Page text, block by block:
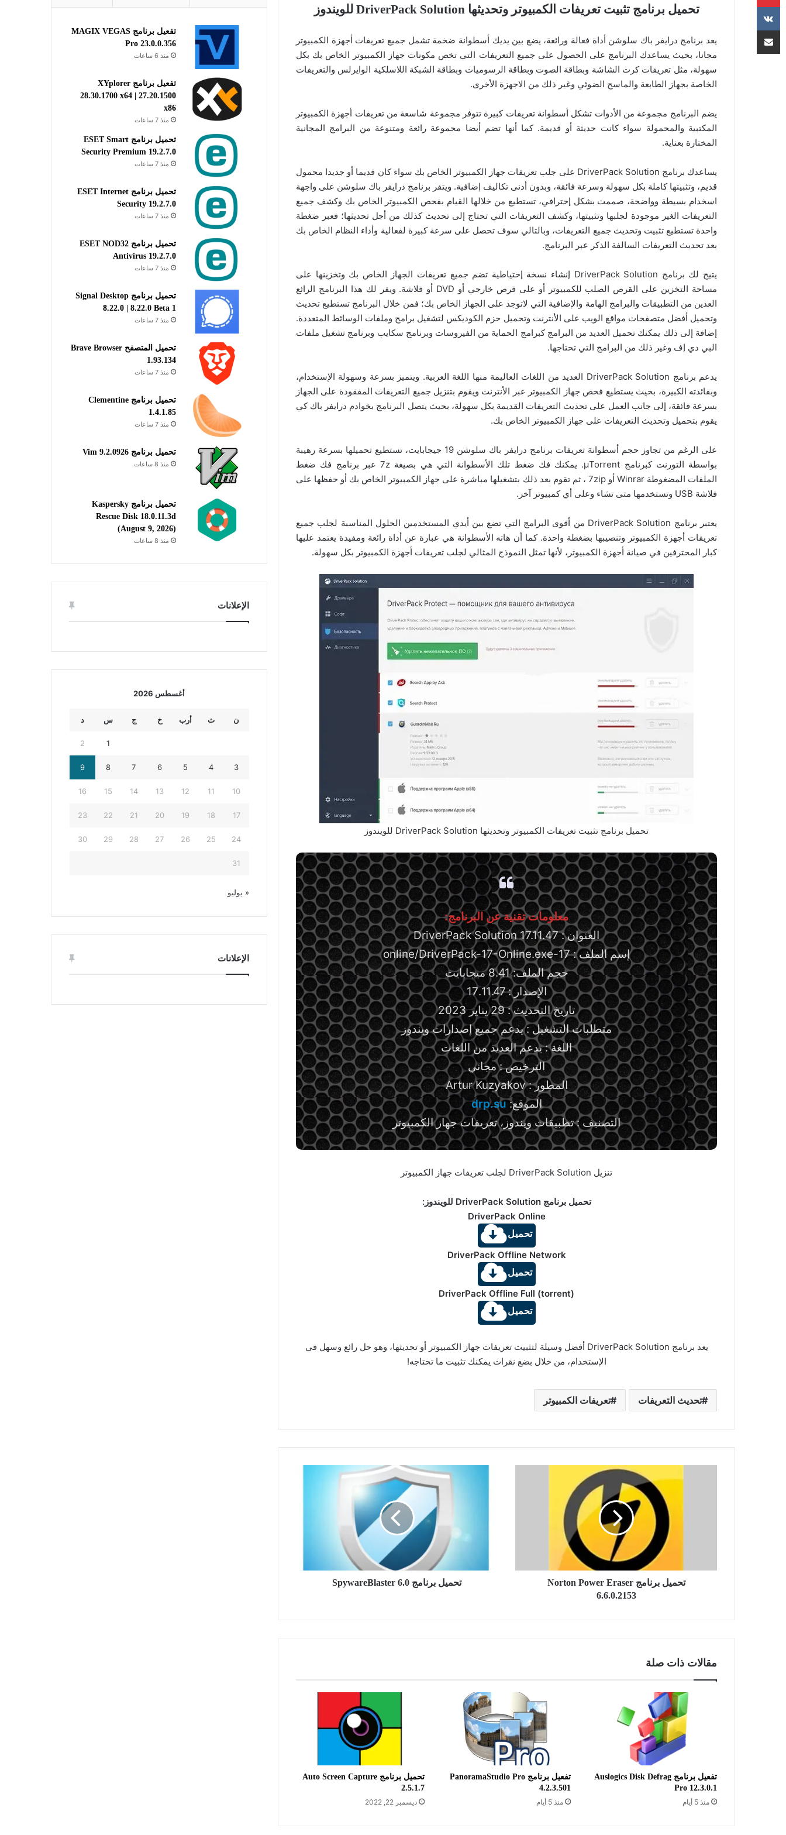
تحميل برنامج تثبيت تعريفات الكمبيوتر وتحديثها DriverPack Solution للويندوز
يعد برنامج درايفر باك سلوشن أداة فعالة ورائعة، يضع بين يديك أسطوانة ضخمة تشمل جميع تعريفات أجهزة الكمبيوتر
مجانا، بحيث يساعدك البرنامج على الحصول على جميع التعريفات التي تخص مكونات جهاز الكمبيوتر الخاص بك بكل
سهولة، مثل تعريفات كرت الشاشة وبطاقة الصوت وبطاقة الرسوميات وبطاقة الشبكة اللاسلكية الوايرلس والتعريفات
الخاصة بجهاز الطابعة والماسح الضوئي وغير ذلك من الاجهزة الأخرى.
يضم البرنامج مجموعة من الأدوات تشكل أسطوانة تعريفات كبيرة تتوفر مجموعة شاسعة من تعريفات أجهزة الكمبيوتر
المكتبية والمحمولة سواء كانت حديثة أو قديمة. كما أنها تضم أيضا مجموعة رائعة ومتنوعة من البرامج المجانية
المختارة بعناية.
يساعدك برنامج DriverPack Solution على جلب تعريفات جهاز الكمبيوتر الخاص بك سواء كان قديما أو جديدا محمول
قديم، وتثبيتها كاملة بكل سهولة وسرعة فائقة، وبدون أدنى تكاليف إضافية. ويتفر برنامج درايفر باك سلوشن على واجهة
اسخدام بسيطة وواضحة، صممت بشكل إحترافي، تستطيع من خلالها القيام بفحص الكمبيوتر الخاص بك وكشف جميع
التعريفات الغير موجودة لجلبها وتثبيتها، وكشف التعريفات التي تحتاج إلى تحديث كذلك من أجل تحديثها؛ فعبر ضغطة
واحدة تستطيع تثبيت وتحديث جميع التعريفات، وبالتالي سوف تحصل على سرعة كبيرة لفعالية وأداء النظام الخاص بك
بعد تحديث التعريفات السالفة الذكر عبر البرنامج.
يتيح لك برنامج DriverPack Solution إنشاء نسخة إحتياطية تضم جميع تعريفات الجهاز الخاص بك وتخزينها على
مساحة التخزين على القرص الصلب للكمبيوتر أو على قرص خارجي أو DVD أو فلاشة. ويفر لك هذا البرنامج الرائع
العدين من التطبيقات والبرامج الهامة والإضافية التي لاتوجد على الجهاز الخاص بك؛ فمن خلال البرنامج تستطيع تحديث
وتحميل أفضل متصفحات مواقع الويب على الأنترنت وتحميل حزم الكوديكس لتشغيل برامج وملفات الوسائط المتعددة.
إضافة إلى ذلك يمكنك تحميل العديد من البرامج كبرامج الحماية من الفيروسات وبرنامج سكايب وبرنامج تشغيل ملفات
البي دي إف وغير ذلك من البرامج التي تحتاجها.
يدعم برنامج DriverPack Solution العديد من اللغات العاليمة منها اللغة العربية. ويتميز بسرعة وسهولة الإستخدام،
وبفائدته الكبيرة، بحيث يستطيع فحص جهاز الكمبيوتر عبر الأنترنت ويقوم بتنزيل جميع التعريفات المفقودة على الجهاز
بسرعة فائقة، إلى جانب العمل على تحديث التعريفات القديمة بكل سهولة، بحيث يتصل البرنامج بخوادم درايفر باك كي
يقوم بتحميل وتحديث التعريفات على جهاز الكمبيوتر الخاص بك.
على الرغم من تجاوز حجم أسطوانة تعريفات برنامج درايفر باك سلوشن 19 جيجابايت، تستطيع تحميلها بسرعة رهيبة
بواسطة التورنت كبرنامج µTorrent. يمكنك فك ضغط تلك الأسطوانة التي هي بصيغة 7z عبر برنامج فك ضغط
الملفات المضغوطة Winrar أو 7zip ، ثم تقوم بعد ذلك بتشغيلها مباشرة على جهاز الكمبيوتر الخاص بك أو حفظها على
فلاشة USB وتستخدمها متى تشاء وعلى أي كمبيوتر آخر.
يعتبر برنامج DriverPack Solution من أقوى البرامج التي تضع بين أيدي المستخدمين الحلول المناسبة لجلب جميع
تعريفات أجهزة الكمبيوتر وتنصيبها بضغطة واحدة. كما أن هاته الأسطوانة هي عبارة عن أداة رائعة ومفيدة يعتمد عليها
كبار المحترفين في صيانة أجهزة الكمبيوتر، لأنها تمثل النموذج المثالي لجلب تعريفات أجهزة الكمبيوتر بكل سهولة.
تحميل برنامج تثبيت تعريفات الكمبيوتر وتحديثها DriverPack Solution للويندوز
معلومات تقنية عن البرنامج:
العنوان : DriverPack Solution 17.11.47
إسم الملف : 17-online/DriverPack-17-Online.exe
حجم الملف: 8.41 ميجابايت
الإصدار : 17.11.47
تاريخ التحديث : 29 يناير 2023
متطلبات التشغيل : يدعم جميع إصدارات ويندوز
اللغة : يدعم العديد من اللغات
الترخيص : مجاني
المطور : Artur Kuzyakov
الموقع:drp.su
التصنيف : تطبيقات ويندوز، تعريفات جهاز الكمبيوتر
تنزيل DriverPack Solution لجلب تعريفات جهاز الكمبيوتر
تحميل برنامج DriverPack Solution للويندوز:
DriverPack Online
تحميل
DriverPack Offline Network
تحميل
DriverPack Offline Full (torrent)
تحميل
يعد برنامج DriverPack Solution أفضل وسيلة لتثبيت تعريفات جهاز الكمبيوتر أو تحديثها، وهو حل رائع وسهل في
الإستخدام، من خلال بضع نقرات يمكنك تثبيت ما تحتاجه!
تحديث التعريفات تعريفات الكمبيوتر
تحميل برنامج Norton Power Eraser
6.6.0.2153
تحميل برنامج SpywareBlaster 6.0
مقالات ذات صلة
تفعيل برنامج Auslogics Disk Defrag
Pro 12.3.0.1
منذ 5 أيام
تفعيل برنامج PanoramaStudio Pro
4.2.3.501
منذ 5 أيام
تحميل برنامج Auto Screen Capture
2.5.1.7
ديسمبر 22, 2022
تفعيل برنامج MAGIX VEGAS
Pro 23.0.0.356
منذ 6 ساعات
تفعيل برنامج XYplorer
28.30.1700 x64 | 27.20.1500
x86
منذ 7 ساعات
تحميل برنامج ESET Smart
Security Premium 19.2.7.0
منذ 7 ساعات
تحميل برنامج ESET Internet
Security 19.2.7.0
منذ 7 ساعات
تحميل برنامج ESET NOD32
Antivirus 19.2.7.0
منذ 7 ساعات
تحميل برنامج Signal Desktop
8.22.0 | 8.22.0 Beta 1
منذ 7 ساعات
تحميل المتصفح Brave Browser
1.93.134
منذ 7 ساعات
تحميل برنامج Clementine
1.4.1.85
منذ 7 ساعات
تحميل برنامج Vim 9.2.0926
منذ 8 ساعات
تحميل برنامج Kaspersky
Rescue Disk 18.0.11.3d
(August 9, 2026)
منذ 8 ساعات
الإعلانات
أغسطس 2026
ن ث أرب خ ج س د
1
2
3
4
5
6
7
8
9
10
11
12
13
14
15
16
17
18
19
20
21
22
23
24
25
26
27
28
29
30
31
« يوليو
الإعلانات
مشاركة عبر البريد